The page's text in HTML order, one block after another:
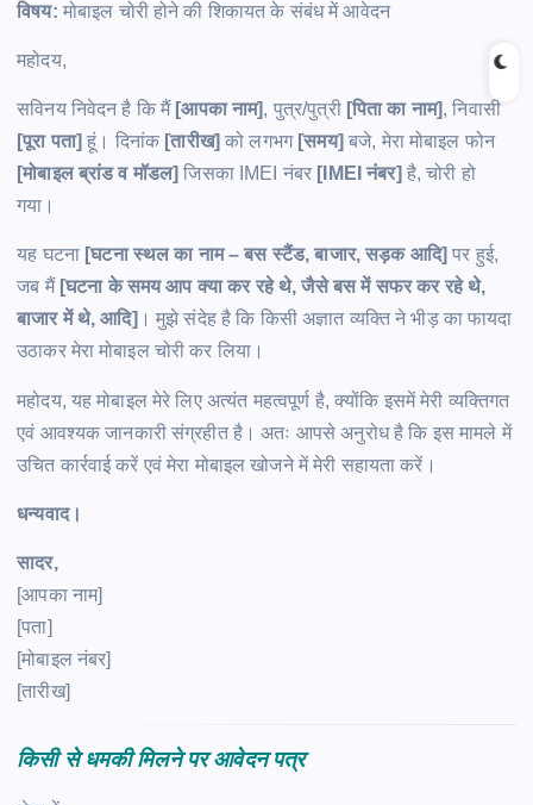
विषय: मोबाइल चोरी होने की शिकायत के संबंध में आवेदन
महोदय,
सविनय निवेदन है कि मैं [आपका नाम], पुत्र/पुत्री [पिता का नाम], निवासी
[पूरा पता] हूं। दिनांक [तारीख] को लगभग [समय] बजे, मेरा मोबाइल फोन
[मोबाइल ब्रांड व मॉडल] जिसका IMEI नंबर [IMEI नंबर] है, चोरी हो
गया।
यह घटना [घटना स्थल का नाम – बस स्टैंड, बाजार, सड़क आदि] पर हुई,
जब मैं [घटना के समय आप क्या कर रहे थे, जैसे बस में सफर कर रहे थे,
बाजार में थे, आदि] । मुझे संदेह है कि किसी अज्ञात व्यक्ति ने भीड़ का फायदा
उठाकर मेरा मोबाइल चोरी कर लिया।
महोदय, यह मोबाइल मेरे लिए अत्यंत महत्वपूर्ण है, क्योंकि इसमें मेरी व्यक्तिगत
एवं आवश्यक जानकारी संग्रहीत है। अतः आपसे अनुरोध है कि इस मामले में
उचित कार्रवाई करें एवं मेरा मोबाइल खोजने में मेरी सहायता करें।
धन्यवाद।
सादर,
[आपका नाम]
[पता]
[मोबाइल नंबर]
[तारीख]
किसी से धमकी मिलने पर आवेदन पत्र